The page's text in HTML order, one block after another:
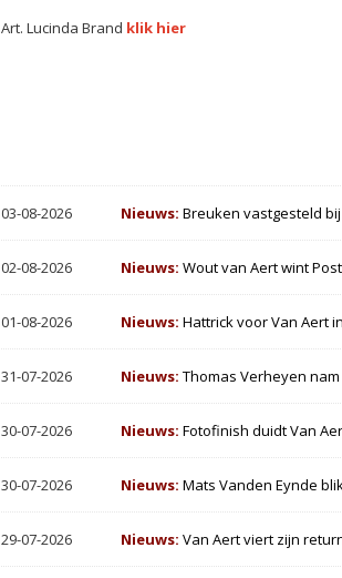
Art. Lucinda Brand klik hier
03-08-2026 Nieuws:Breuken vastgesteld
02-08-2026 Nieuws:Wout van Aert wint
01-08-2026 Nieuws:Hattrick voor Van Aert
31-07-2026 Nieuws:Thomas Verheyen
30-07-2026 Nieuws:Fotofinish duidt Van
30-07-2026 Nieuws:Mats Vanden Eynde
29-07-2026 Nieuws:Van Aert viert zijn